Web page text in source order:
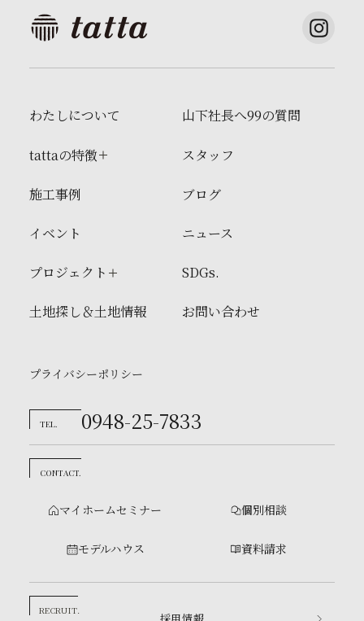
わたしについて
tattaの特徴
施工事例
イベント
プロジェクト
土地探し＆土地情報
山下社長へ99の質問
スタッフ
ブログ
ニュース
SDGs.
お問い合わせ
プライバシーポリシー
TEL. 0948-25-7833
CONTACT.
マイホームセミナー 個別相談
モデルハウス 資料請求
RECRUIT.
採用情報